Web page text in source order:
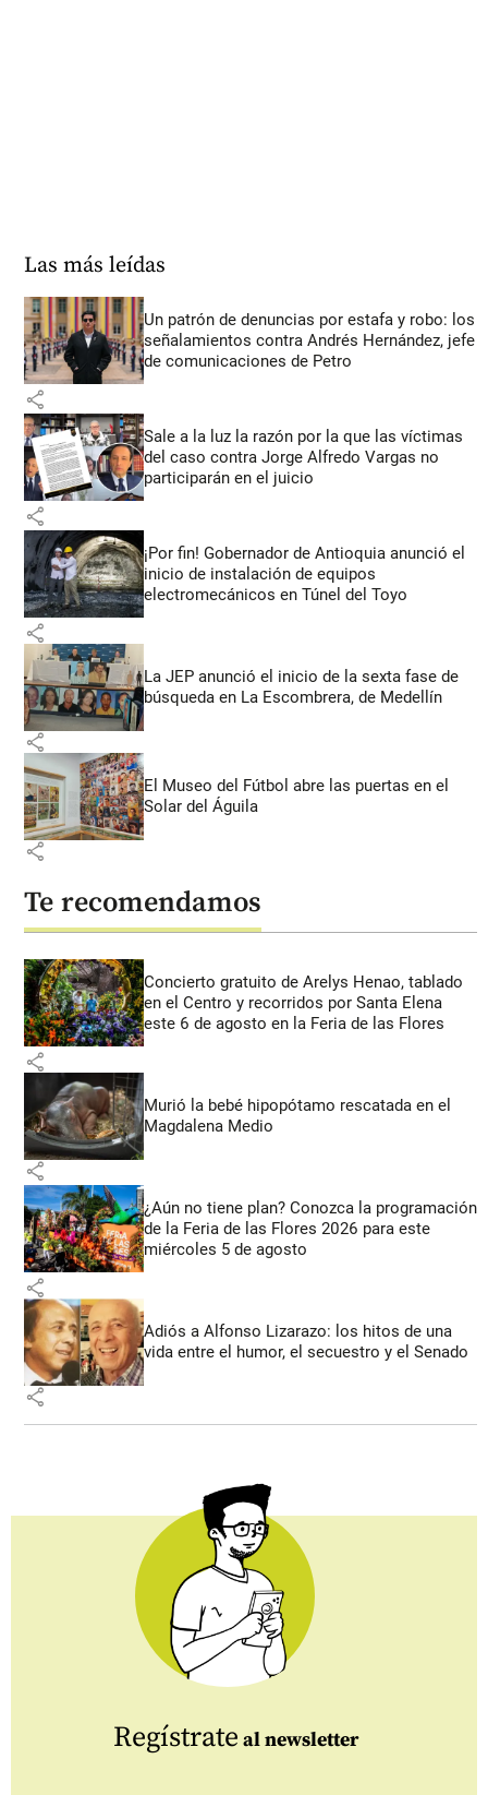
Las más leídas
Un patrón de denuncias por estafa y robo: los
señalamientos contra Andrés Hernández, jefe
de comunicaciones de Petro
share
Sale a la luz la razón por la que las víctimas
del caso contra Jorge Alfredo Vargas no
participarán en el juicio
share
¡Por fin! Gobernador de Antioquia anunció el
inicio de instalación de equipos
electromecánicos en Túnel del Toyo
share
La JEP anunció el inicio de la sexta fase de
búsqueda en La Escombrera, de Medellín
share
El Museo del Fútbol abre las puertas en el
Solar del Águila
share
Te recomendamos
Concierto gratuito de Arelys Henao, tablado
en el Centro y recorridos por Santa Elena
este 6 de agosto en la Feria de las Flores
share
Murió la bebé hipopótamo rescatada en el
Magdalena Medio
share
¿Aún no tiene plan? Conozca la programación
de la Feria de las Flores 2026 para este
miércoles 5 de agosto
share
Adiós a Alfonso Lizarazo: los hitos de una
vida entre el humor, el secuestro y el Senado
share
Regístrate al newsletter